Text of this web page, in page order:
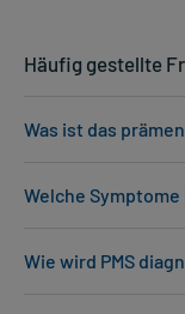
Häufig gestellte
Was ist das
Welche Symptome
Wie wird PMS